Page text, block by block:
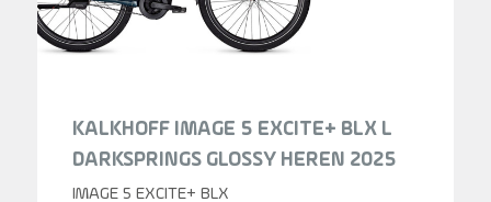
KALKHOFF IMAGE 5 EXCITE+ BLX L
DARKSPRINGS GLOSSY HEREN 2025
IMAGE 5 EXCITE+ BLX